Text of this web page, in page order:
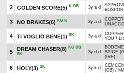
2 GOLDEN SCORE(5) K DB 3y a d
3 NO BRAKES(6) KG K 3y a d
4 TI VOGLIO BENE(1) SK 3y a d
YOU /
5
DREAM CHASER(8) KG DB
SK
3y d d
SPICE
(IRE)
6 HOLY(3) SK 3y k d CEMCEM
(GB) /